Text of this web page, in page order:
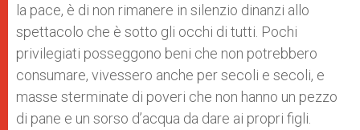
la pace, è di non rimanere in silenzio dinanzi allo
spettacolo che è sotto gli occhi di tutti. Pochi
privilegiati posseggono beni che non potrebbero
consumare, vivessero anche per secoli e secoli, e
masse sterminate di poveri che non hanno un pezzo
di pane e un sorso d’acqua da dare ai propri figli.